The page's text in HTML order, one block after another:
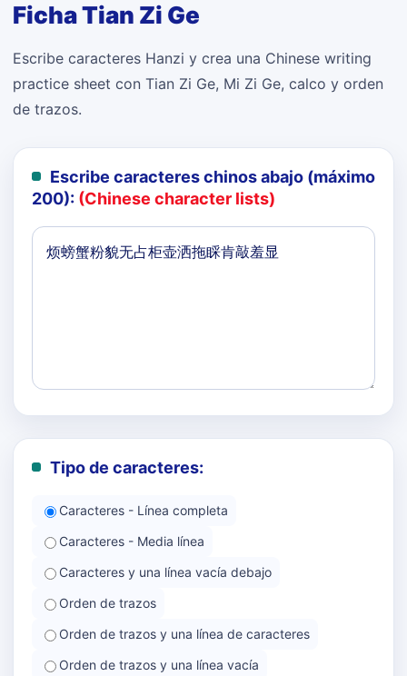
Ficha Tian Zi Ge
Escribe caracteres Hanzi y crea una Chinese writing
practice sheet con Tian Zi Ge, Mi Zi Ge, calco y orden
de trazos.
Escribe caracteres chinos abajo (máximo
200): (Chinese character lists)
Tipo de caracteres:
Caracteres - Línea completa
Caracteres - Media línea
Caracteres y una línea vacía debajo
Orden de trazos
Orden de trazos y una línea de caracteres
Orden de trazos y una línea vacía